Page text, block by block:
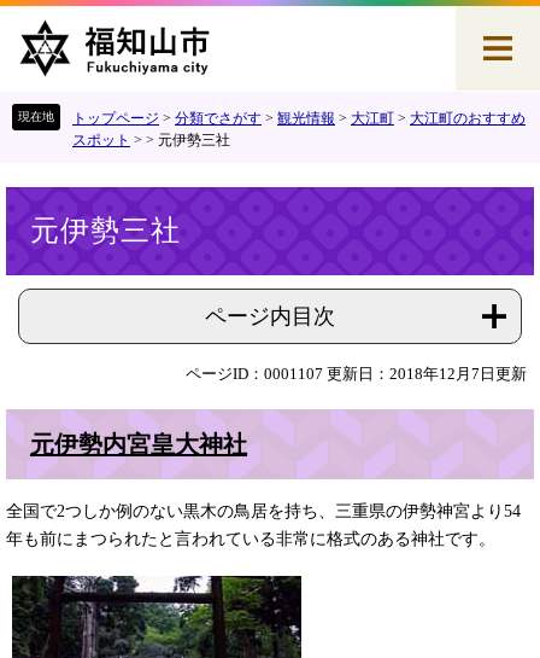
す
し
トップページ > 分類でさがす > 観光情報 > 大江町 > 大江町のおすすめ
スポット > > 元伊勢三社
元伊勢三社
ページ内目次
ページID：0001107 更新日：2018年12月7日更新
元伊勢内宮皇大神社
全国で2つしか例のない黒木の鳥居を持ち、三重県の伊勢神宮より54
年も前にまつられたと言われている非常に格式のある神社です。